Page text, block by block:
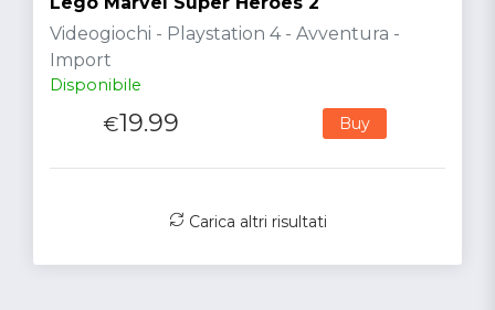
Videogiochi - Playstation 4 - Avventura -
Import
Disponibile
€19.99 Buy
Carica altri risultati